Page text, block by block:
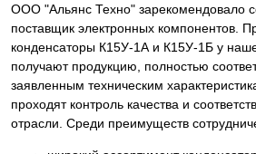
ООО "Альянс Техно" зарекомендовало
поставщик электронных компонентов.
конденсаторы К15У-1А и К15У-1Б у
получают продукцию, полностью
заявленным техническим
проходят контроль качества и
отрасли. Среди преимуществ